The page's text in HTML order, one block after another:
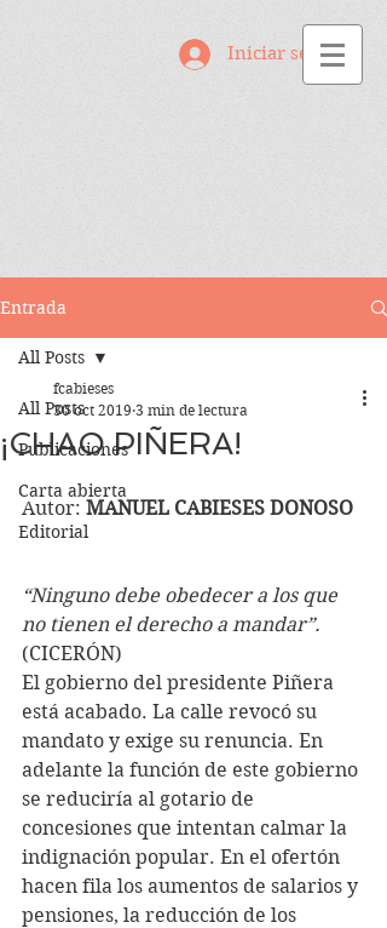
Iniciar sesión
Entrada
All Posts
Publicaciones
Carta abierta
Editorial
All Posts
¡CHAO PIÑERA!
fcabieses
30 oct 2019 3 min de lectura
Autor: MANUEL CABIESES DONOSO
“Ninguno debe obedecer a los que
no tienen el derecho a mandar”.
(CICERÓN)
El gobierno del presidente Piñera
está acabado. La calle revocó su
mandato y exige su renuncia. En
adelante la función de este gobierno
se reduciría al gotario de
concesiones que intentan calmar la
indignación popular. En el ofertón
hacen fila los aumentos de salarios y
pensiones, la reducción de los